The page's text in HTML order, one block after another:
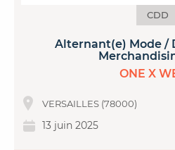
CDD
Alternant(e) Mode /
ONE X
VERSAILLES (78000)
13 juin 2025